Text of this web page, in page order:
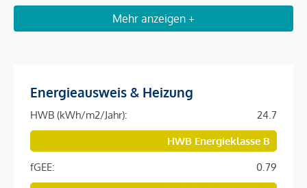
Das moderne Wohnprojekt umfasst insgesamt 151
freifinanzierte Wohnungen mit Wohnflächen von ca. 32 bis
späteren Zeitpunkt selbst nutzt suchen, für zukünftigen
Studenten in der eigenen Familie oder als Wertanlage für
die Enkel oder zur Unterstützung der jungen Familie. Die
durchdachten Grundrisse, die hochwertige Ausstattung
sowie die attraktiven Gemeinschaftsflächen machen dieses
Projekt besonders interessant für die langfristige
Mehr anzeigen +
Energieausweis & Heizung
HWB (kWh/m2/Jahr):
24.7
HWB Energieklasse B
fGEE:
0.79